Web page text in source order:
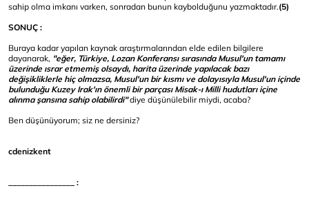
sahip olma imkanı varken, sonradan bunun kaybolduğunu yazmaktadır.(5)
SONUÇ :
Buraya kadar yapılan kaynak araştırmalarından elde edilen bilgilere
dayanarak, "eğer, Türkiye, Lozan Konferansı sırasında Musul'un tamamı
üzerinde ısrar etmemiş olsaydı, harita üzerinde yapılacak bazı
değişikliklerle hiç olmazsa, Musul'un bir kısmı ve dolayısıyla Musul'un içinde
bulunduğu Kuzey Irak'ın önemli bir parçası Misak-ı Milli hudutları içine
alınma şansına sahip olabilirdi"diye düşünülebilir miydi, acaba?
Ben düşünüyorum; siz ne dersiniz?
cdenizkent
________________ :